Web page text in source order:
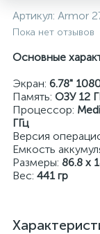
Артикул: Armor
Пока нет отзывов
Основные
Экран: 6.78"
Память: ОЗУ 12
Процессор:
ГГц
Версия
Емкость
Размеры: 86.8 x
Вес: 441 гр